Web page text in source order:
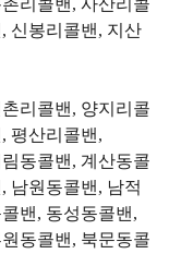
신봉리콜밴, 지산
리콜밴, 양지리콜
평산리콜밴,
동콜밴, 계산동콜
남원동콜밴, 남적
밴, 동성동콜밴,
동콜밴, 북문동콜